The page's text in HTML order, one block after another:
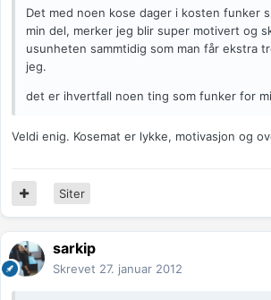
Det med noen kose dager i kosten funker
min del, merker jeg blir super motivert og
usunheten sammtidig som man får ekstra
jeg.
det er ihvertfall noen ting som funker for
Veldi enig. Kosemat er lykke, motivasjon og
Siter
sarkip
Skrevet 27. januar 2012